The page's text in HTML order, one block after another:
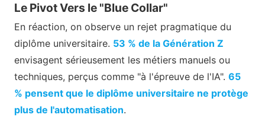
Le Pivot Vers le "Blue Collar"
En réaction, on observe un rejet pragmatique du
diplôme universitaire. 53 % de la Génération Z
envisagent sérieusement les métiers manuels ou
techniques, perçus comme "à l'épreuve de l'IA". 65
% pensent que le diplôme universitaire ne protège
plus de l'automatisation.